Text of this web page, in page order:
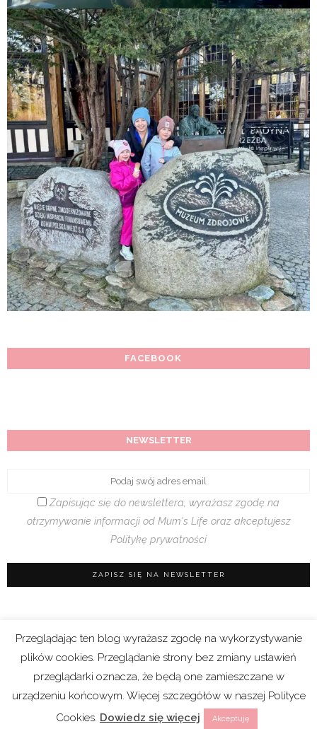
FACEBOOK
NEWSLETTER
Zapisując się do newslettera, wyrażasz zgodę na
otrzymywanie informacji od Mum's Life oraz akceptujesz
Politykę prywatności
Regulamin sklepu |Polityka prywatności (RODO)
|Cookies
Copyright 2021 © Mum’s Life. We współpracy z
Przeglądając ten blog wyrażasz zgodę na wykorzystywanie
plików cookies. Przeglądanie strony bez zmiany ustawień
przeglądarki oznacza, że będą one zamieszczane w
urządzeniu końcowym. Więcej szczegółów w naszej Polityce
Cookies. Dowiedz się więcej Akceptuję